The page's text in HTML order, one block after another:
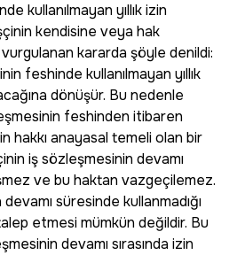
kullanılmayan yıllık izin
kendisine veya hak
kararda şöyle denildi:
feshinde kullanılmayan yıllık
dönüşür. Bu nedenle
feshinden itibaren
hakkı anayasal temeli olan bir
iş sözleşmesinin devamı
ve bu haktan vazgeçilemez.
süresinde kullanmadığı
etmesi mümkün değildir. Bu
devamı sırasında izin